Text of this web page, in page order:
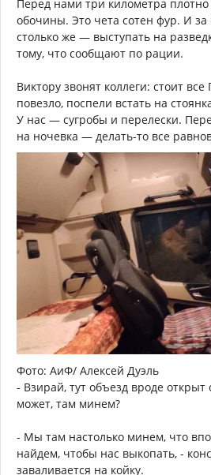
Перед нами три километра
обочины. Это чета сотен фур. И
столько же — выступать на
тому, что сообщают по рации.
Виктору звонят коллеги: стоит
повезло, поспели встать на
У нас — сугробы и перелески.
на ночевка — делать-то все
Фото: АиФ/ Алексей Дуэль
- Взирай, тут объезд вроде открыт
может, там минем?
- Мы там настолько минем, что
найдем, чтобы нас выкопать, -
заваливается на койку.